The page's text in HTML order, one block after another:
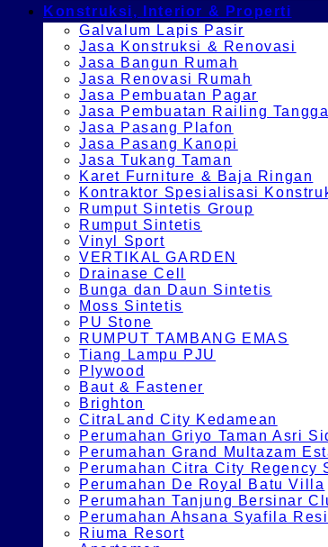
Konstruksi, Interior & Properti
Galvalum Lapis Pasir
Jasa Konstruksi & Renovasi
Jasa Bangun Rumah
Jasa Renovasi Rumah
Jasa Pembuatan Pagar
Jasa Pembuatan Railing Tangga
Jasa Pasang Plafon
Jasa Pasang Kanopi
Jasa Tukang Taman
Karet Furniture & Baja Ringan
Kontraktor Spesialisasi
Rumput Sintetis Group
Rumput Sintetis
Vinyl Sport
VERTIKAL GARDEN
Drainase Cell
Bunga dan Daun Sintetis
Moss Sintetis
PU Stone
RUMPUT TAMBANG EMAS
Tiang Lampu PJU
Plywood
Baut & Fastener
Brighton
CitraLand City Kedamean
Perumahan Griyo Taman Asri
Perumahan Grand Multazam
Perumahan Citra City Regency
Perumahan De Royal Batu Villa
Perumahan Tanjung Bersinar
Perumahan Ahsana Syafila
Riuma Resort